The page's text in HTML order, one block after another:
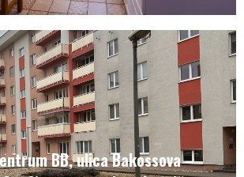
BB, ulica Bakossova –